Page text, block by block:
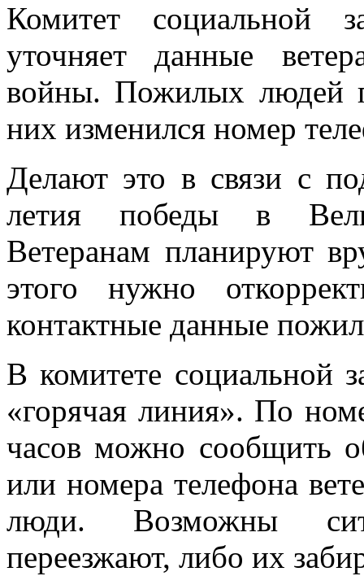
Комитет социальной
уточняет данные
войны. Пожилых людей
них изменился номер
Делают это в связи с
летия победы в
Ветеранам планируют
этого нужно
контактные данные
В комитете социальной
«горячая линия». По
часов можно сообщить
или номера телефона
люди. Возможны
переезжают, либо их